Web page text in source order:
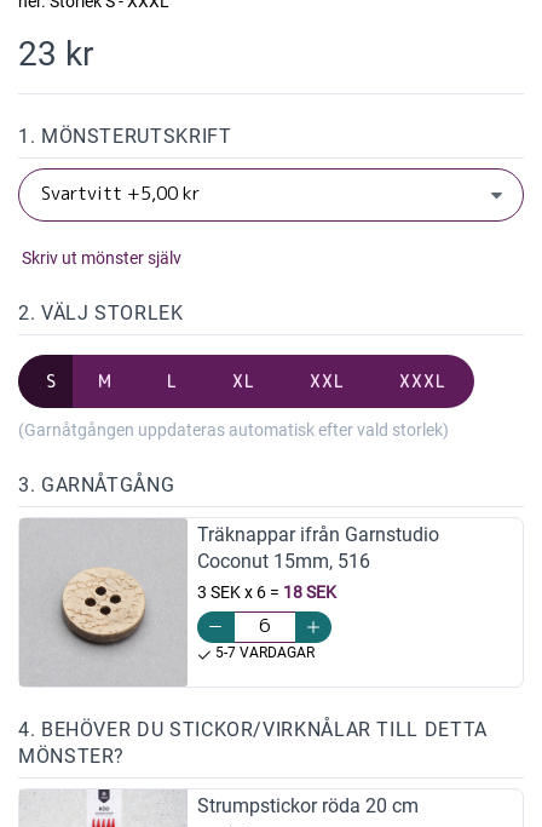
23 kr
1. MÖNSTERUTSKRIFT
Skriv ut mönster själv
2. VÄLJ STORLEK
S M L XL XXL XXXL
(Garnåtgången uppdateras automatisk efter vald storlek)
3. GARNÅTGÅNG
Träknappar ifrån Garnstudio
Coconut 15mm, 516
3 SEK x 6= 18 SEK
5-7 VARDAGAR
4. BEHÖVER DU STICKOR/VIRKNÅLAR TILL DETTA
MÖNSTER?
Strumpstickor röda 20 cm